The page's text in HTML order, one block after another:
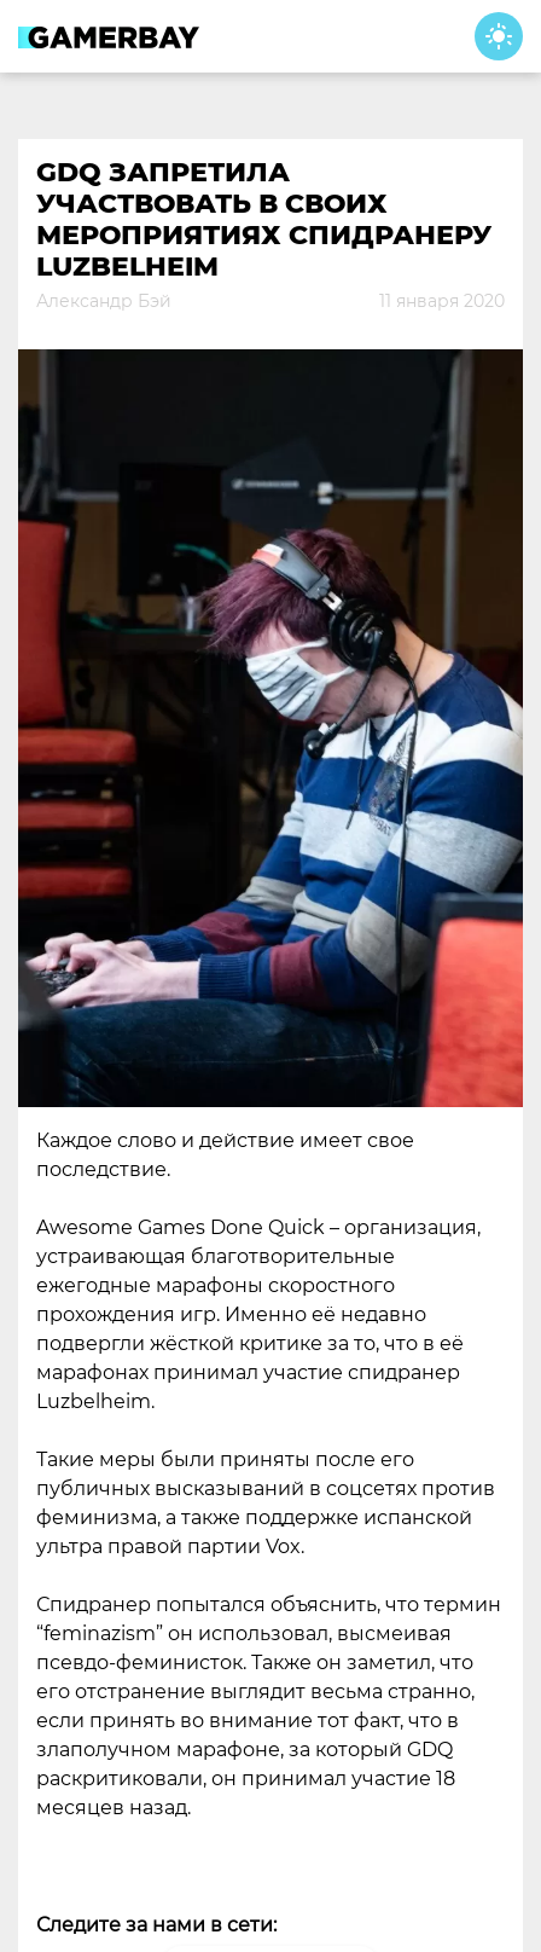
content
GDQ ЗАПРЕТИЛА
УЧАСТВОВАТЬ В СВОИХ
МЕРОПРИЯТИЯХ СПИДРАНЕРУ
LUZBELHEIM
Александр Бэй 11 января 2020
Каждое слово и действие имеет свое
последствие.
Awesome Games Done Quick – организация,
устраивающая благотворительные
ежегодные марафоны скоростного
прохождения игр. Именно её недавно
подвергли жёсткой критике за то, что в её
марафонах принимал участие спидранер
Luzbelheim.
Такие меры были приняты после его
публичных высказываний в соцсетях против
феминизма, а также поддержке испанской
ультра правой партии Vox.
Спидранер попытался объяснить, что термин
“feminazism” он использовал, высмеивая
псевдо-феминисток. Также он заметил, что
его отстранение выглядит весьма странно,
если принять во внимание тот факт, что в
злаполучном марафоне, за который GDQ
раскритиковали, он принимал участие 18
месяцев назад.
Следите за нами в сети: